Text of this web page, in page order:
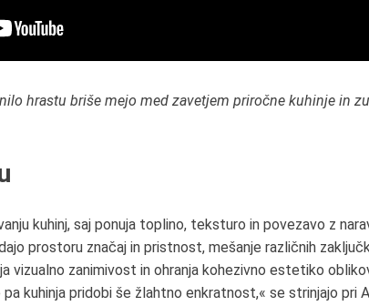
hrastu briše mejo med zavetjem priročne kuhinje in
kuhinj, saj ponuja toplino, teksturo in povezavo z
prostoru značaj in pristnost, mešanje različnih
vizualno zanimivost in ohranja kohezivno estetiko
kuhinja pridobi še žlahtno enkratnost,« se strinjajo pri